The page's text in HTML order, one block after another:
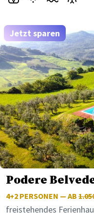
Jetzt sparen
Podere
4+2 PERSONEN — AB
freistehendes